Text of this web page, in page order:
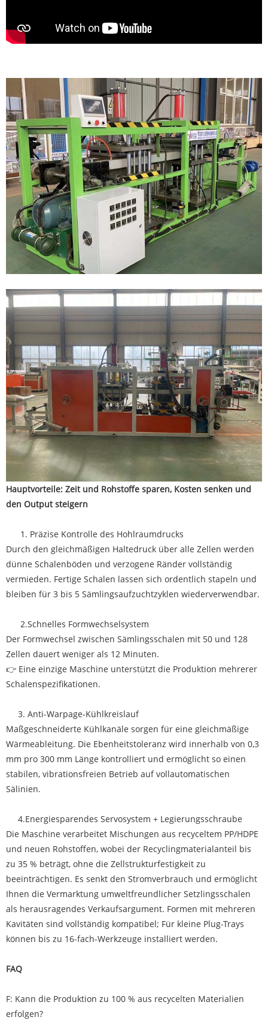
Hauptvorteile: Zeit und Rohstoffe sparen, Kosten senken und
den Output steigern
1. Präzise Kontrolle des Hohlraumdrucks
Durch den gleichmäßigen Haltedruck über alle Zellen werden
dünne Schalenböden und verzogene Ränder vollständig
vermieden. Fertige Schalen lassen sich ordentlich stapeln und
bleiben für 3 bis 5 Sämlingsaufzuchtzyklen wiederverwendbar.
2.Schnelles Formwechselsystem
Der Formwechsel zwischen Sämlingsschalen mit 50 und 128
Zellen dauert weniger als 12 Minuten.
👉 Eine einzige Maschine unterstützt die Produktion mehrerer
Schalenspezifikationen.
3. Anti-Warpage-Kühlkreislauf
Maßgeschneiderte Kühlkanäle sorgen für eine gleichmäßige
Wärmeableitung. Die Ebenheitstoleranz wird innerhalb von 0,3
mm pro 300 mm Länge kontrolliert und ermöglicht so einen
stabilen, vibrationsfreien Betrieb auf vollautomatischen
Sälinien.
4.Energiesparendes Servosystem + Legierungsschraube
Die Maschine verarbeitet Mischungen aus recyceltem PP/HDPE
und neuen Rohstoffen, wobei der Recyclingmaterialanteil bis
zu 35 % beträgt, ohne die Zellstrukturfestigkeit zu
beeinträchtigen. Es senkt den Stromverbrauch und ermöglicht
Ihnen die Vermarktung umweltfreundlicher Setzlingsschalen
als herausragendes Verkaufsargument. Formen mit mehreren
Kavitäten sind vollständig kompatibel; Für kleine Plug-Trays
können bis zu 16-fach-Werkzeuge installiert werden.
FAQ
F: Kann die Produktion zu 100 % aus recycelten Materialien
erfolgen?